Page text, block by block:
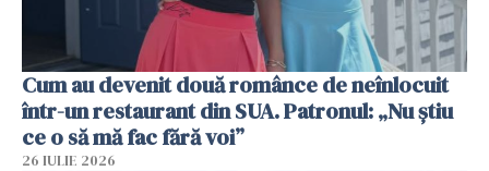
Cum au devenit două românce de neînlocuit
într-un restaurant din SUA. Patronul: „Nu știu
ce o să mă fac fără voi”
26 IULIE 2026